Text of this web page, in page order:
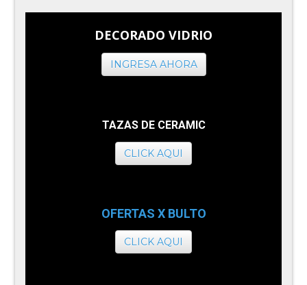
DECORADO VIDRIO
INGRESA AHORA
TAZAS DE CERAMIC
CLICK AQUI
OFERTAS X BULTO
CLICK AQUI